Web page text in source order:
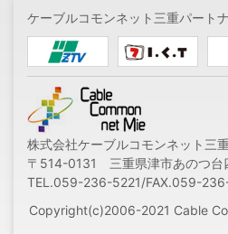
ケーブルコモンネット三重パート
株式会社ケーブルコモンネット三
〒514-0131 三重県津市あのつ台
TEL.059-236-5221/FAX.059-
Copyright(c)2006-2021 Cable